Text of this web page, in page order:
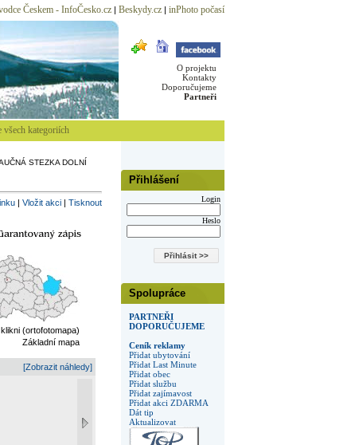
Českem - InfoČesko.cz| Beskydy.cz| inPhoto počasí
O projektu
Kontakty
Doporučujeme
Partneři
všech kategoriích
Přihlášení
Login
Heslo
Spolupráce
PARTNEŘI
DOPORUČUJEME
Ceník reklamy
Přidat ubytování
Přidat Last Minute
Přidat obec
Přidat službu
Přidat zajímavost
Přidat akci ZDARMA
Dát tip
Aktualizovat
STEZKA DOLNÍ
| Vložit akci| Tisknout
(ortofotomapa)
Základní mapa
[Zobrazit náhledy]